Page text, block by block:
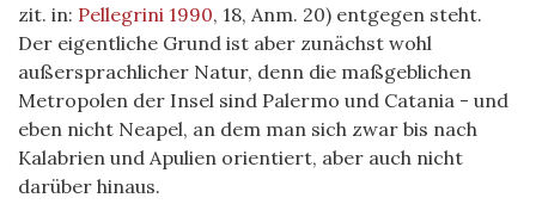
zit. in: Pellegrini 1990, 18, Anm. 20) entgegen steht.
Der eigentliche Grund ist aber zunächst wohl
außersprachlicher Natur, denn die maßgeblichen
Metropolen der Insel sind Palermo und Catania - und
eben nicht Neapel, an dem man sich zwar bis nach
Kalabrien und Apulien orientiert, aber auch nicht
darüber hinaus.